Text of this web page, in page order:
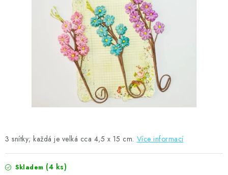
MOJE OBJEDNÁVKA
Moje objednávka
Oblíbené ♥️
Obchodní podmínky
Podmínky ochrany osobních údajů
Ověřování recenzí
3 snítky; každá je velká cca 4,5 x 15 cm. Více informací
Skladem (4 ks)